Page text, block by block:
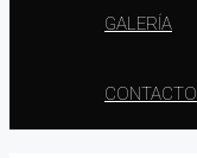
GALERÍA
CONTACTO